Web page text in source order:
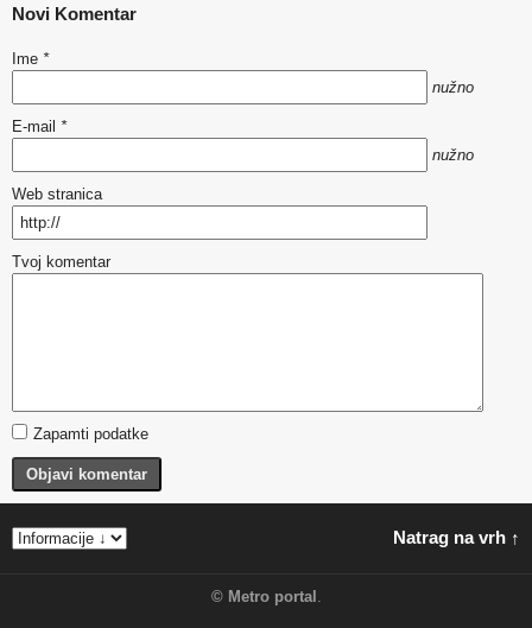
Novi Komentar
Ime *
nužno
E-mail *
nužno
Web stranica
Tvoj komentar
Zapamti podatke
Objavi komentar
Natrag na vrh ↑
© Metro portal .